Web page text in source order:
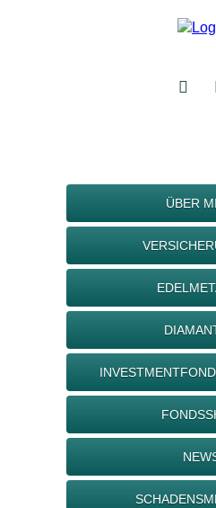
ÜBER